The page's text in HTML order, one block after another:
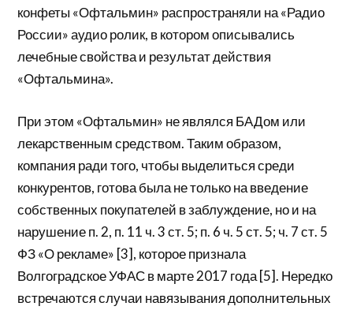
конфеты «Офтальмин» распространяли на «Радио
России» аудио ролик, в котором описывались
лечебные свойства и результат действия
«Офтальмина».
При этом «Офтальмин» не являлся БАДом или
лекарственным средством. Таким образом,
компания ради того, чтобы выделиться среди
конкурентов, готова была не только на введение
собственных покупателей в заблуждение, но и на
нарушение п. 2, п. 11 ч. 3 ст. 5; п. 6 ч. 5 ст. 5; ч. 7 ст. 5
ФЗ «О рекламе» [3], которое признала
Волгоградское УФАС в марте 2017 года [5]. Нередко
встречаются случаи навязывания дополнительных